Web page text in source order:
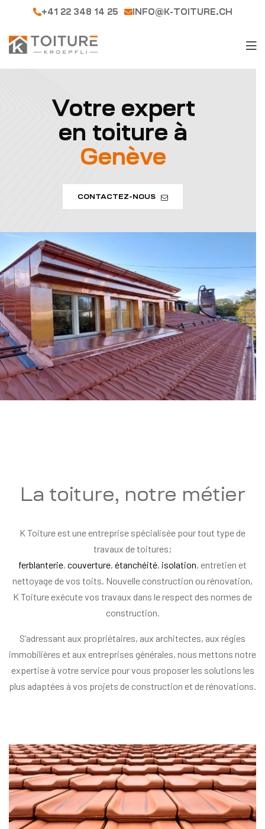
+41 22 348 14 25 INFO@K-TOITURE.CH
Votre expert
en toiture à
Genève
CONTACTEZ-NOUS
La toiture, notre métier
K Toiture est une entreprise spécialisée pour tout type de
travaux de toitures;
ferblanterie, couverture, étanchéité, isolation, entretien et
nettoyage de vos toits. Nouvelle construction ou rénovation,
K Toiture exécute vos travaux dans le respect des normes de
construction.
S’adressant aux propriétaires, aux architectes, aux régies
immobilières et aux entreprises générales, nous mettons notre
expertise à votre service pour vous proposer les solutions les
plus adaptées à vos projets de construction et de rénovations.